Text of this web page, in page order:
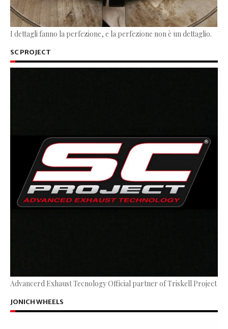
I dettagli fanno la perfezione, e la perfezione non è un dettaglio.
SC PROJECT
Advancerd Exhaust Tecnology Official partner of Triskell Project
JONICH WHEELS